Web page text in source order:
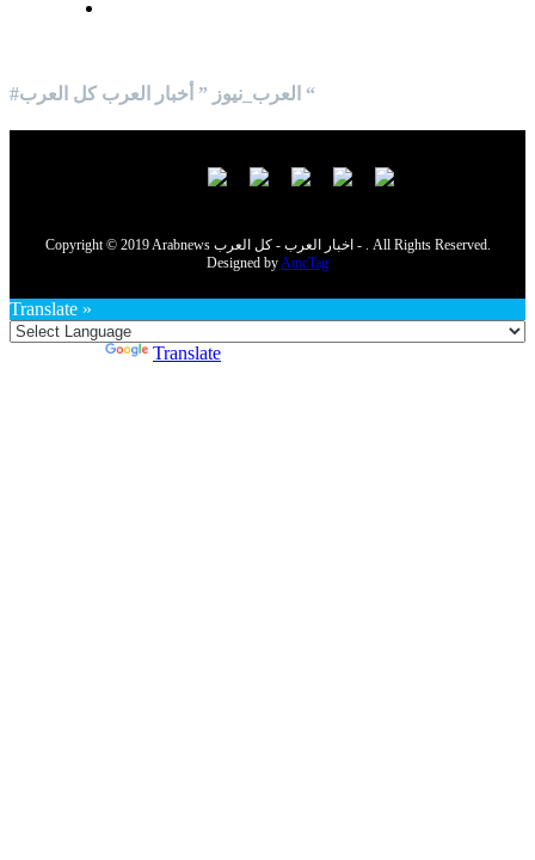
#العرب_نيوز ” أخبار العرب كل العرب “
Copyright © 2019 Arabnews اخبار العرب - كل العرب - . All Rights Reserved.
Designed byAmcTag
Translate »
Translate